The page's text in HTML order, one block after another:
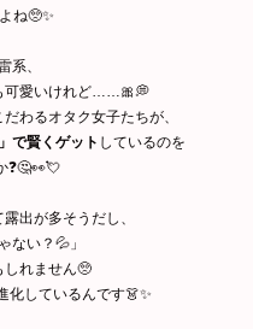
ね🥺✨
系、
可愛いけれど……🎀💭
わるオタク女子たちが、
で賢くゲット しているのを
❓🤔👀💘
出が多そうだし、
ない？💦」
しれません🥺
化しているんです👗✨